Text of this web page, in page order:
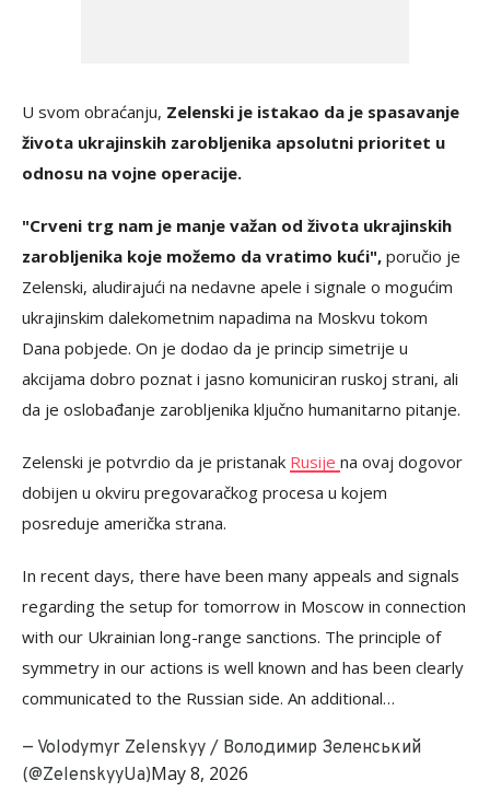
U svom obraćanju, Zelenski je istakao da je spasavanje
života ukrajinskih zarobljenika apsolutni prioritet u
odnosu na vojne operacije.
"Crveni trg nam je manje važan od života ukrajinskih
zarobljenika koje možemo da vratimo kući", poručio je
Zelenski, aludirajući na nedavne apele i signale o mogućim
ukrajinskim dalekometnim napadima na Moskvu tokom
Dana pobjede. On je dodao da je princip simetrije u
akcijama dobro poznat i jasno komuniciran ruskoj strani, ali
da je oslobađanje zarobljenika ključno humanitarno pitanje.
Zelenski je potvrdio da je pristanak Rusije na ovaj dogovor
dobijen u okviru pregovaračkog procesa u kojem
posreduje američka strana.
In recent days, there have been many appeals and signals
regarding the setup for tomorrow in Moscow in connection
with our Ukrainian long-range sanctions. The principle of
symmetry in our actions is well known and has been clearly
communicated to the Russian side. An additional…
— Volodymyr Zelenskyy / Володимир Зеленський
(@ZelenskyyUa)May 8, 2026